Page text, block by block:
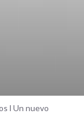
l Un nuevo